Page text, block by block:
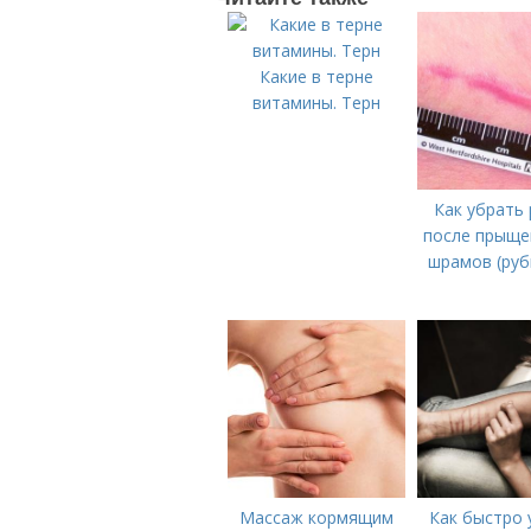
Какие в терне
витамины. Терн
Как убрать
после
шрамов
Массаж кормящим Как быстро